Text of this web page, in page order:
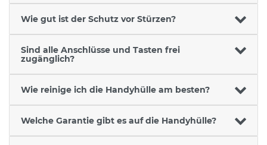
Wie gut ist der Schutz vor Stürzen?
Sind alle Anschlüsse und Tasten frei
zugänglich?
Wie reinige ich die Handyhülle am besten?
Welche Garantie gibt es auf die Handyhülle?